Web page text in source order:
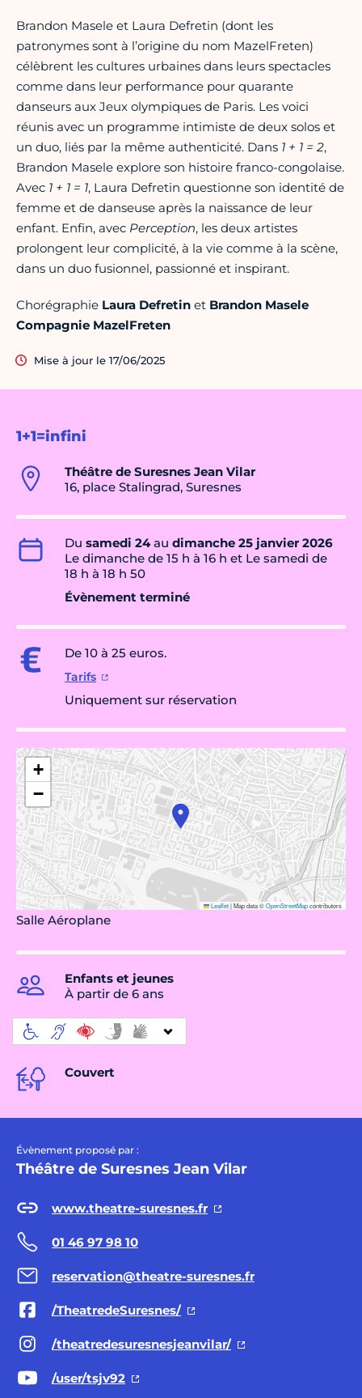
1+1=infini
Théâtre de Suresnes Jean Vilar
16, place Stalingrad, Suresnes
Du samedi 24au dimanche 25 janvier 2026
Le dimanche de 15 h à 16 h et Le samedi de
18 h à 18 h 50
Évènement terminé
De 10 à 25 euros.
Tarifs
Uniquement sur réservation
+
−
Leaflet|Map data ©OpenStreetMapcontributors
Salle Aéroplane
Enfants et jeunes
À partir de 6 ans
Couvert
Évènement proposé par :
Théâtre de Suresnes Jean Vilar
www.theatre-suresnes.fr
01 46 97 98 10
reservation@theatre-suresnes.fr
/TheatredeSuresnes/
/theatredesuresnesjeanvilar/
/user/tsjv92
Brandon Masele et Laura Defretin (dont les
patronymes sont à l’origine du nom MazelFreten)
célèbrent les cultures urbaines dans leurs spectacles
comme dans leur performance pour quarante
danseurs aux Jeux olympiques de Paris. Les voici
réunis avec un programme intimiste de deux solos et
un duo, liés par la même authenticité. Dans 1 + 1 = 2,
Brandon Masele explore son histoire franco-congolaise.
Avec 1 + 1 = 1, Laura Defretin questionne son identité de
femme et de danseuse après la naissance de leur
enfant. Enfin, avec Perception, les deux artistes
prolongent leur complicité, à la vie comme à la scène,
dans un duo fusionnel, passionné et inspirant.
Chorégraphie Laura Defretin et Brandon Masele
Compagnie MazelFreten
Mise à jour le 17/06/2025